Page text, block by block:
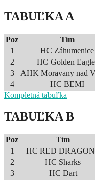
TABUĽKA A
Poz Tím
1
HC Záhumenice
2
HC Golden
3
AHK Moravany nad
4
HC BEMI
Kompletná tabuľka
TABUĽKA B
Poz Tím
1
HC RED
2
HC Sharks
3
HC Dart